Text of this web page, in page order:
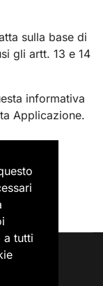
a tutti
sulla base di
gli artt. 13 e 14
informativa
Applicazione.